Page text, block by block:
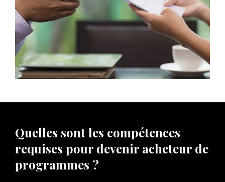
Quelles sont les compétences
requises pour devenir acheteur de
programmes ?